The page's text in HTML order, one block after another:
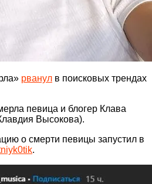
рванул в поисковых трендах
певица и блогер Клава
Высокова).
о смерти певицы запустил в
.